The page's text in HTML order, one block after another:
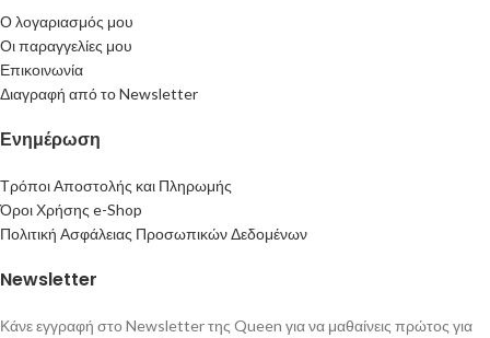
Ο λογαριασμός μου
Οι παραγγελίες μου
Επικοινωνία
Διαγραφή από το Newsletter
Ενημέρωση
Τρόποι Αποστολής και Πληρωμής
Όροι Χρήσης e-Shop
Πολιτική Ασφάλειας Προσωπικών Δεδομένων
Newsletter
Κάνε εγγραφή στο Newsletter της Queen για να μαθαίνεις πρώτος για